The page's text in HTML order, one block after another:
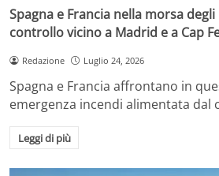
Spagna e Francia nella morsa
controllo vicino a Madrid e a Cap
Redazione Luglio 24, 2026
Spagna e Francia affrontano in
emergenza incendi alimentata dal
Leggi di più